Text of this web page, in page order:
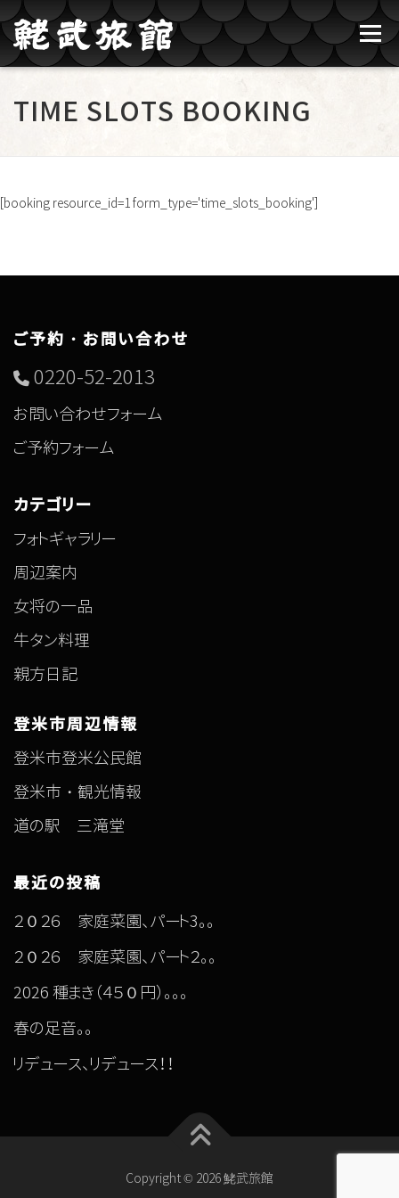
コンテンツへスキップ
メニュー
鮱武旅館のご紹介 牛タン焼たあ坊
TIME SLOTS BOOKING
[booking resource_id=1 form_type='time_slots_booking']
ご予約・お問い合わせ
0220-52-2013
お問い合わせフォーム
ご予約フォーム
カテゴリー
フォトギャラリー
周辺案内
女将の一品
牛タン料理
親方日記
登米市周辺情報
登米市登米公民館
登米市・観光情報
道の駅 三滝堂
最近の投稿
２０２６ 家庭菜園、パート3。。
２０２６ 家庭菜園、パート２。。
2026 種まき（４５０円）。。。
春の足音。。
リデュース、リデュース！！
Copyright © 2026 鮱武旅館